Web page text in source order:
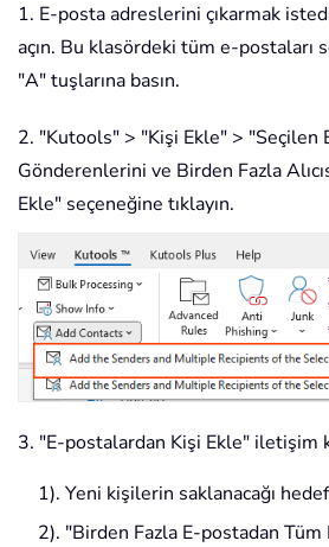
1. E-posta adreslerini çıkarmak
açın. Bu klasördeki tüm e-postaları
"A" tuşlarına basın.
2. "Kutools" > "Kişi Ekle" > "Seçilen
Gönderenlerini ve Birden Fazla
Ekle" seçeneğine tıklayın.
3. "E-postalardan Kişi Ekle" iletişim
1). Yeni kişilerin saklanacağı
2). "Birden Fazla E-postadan